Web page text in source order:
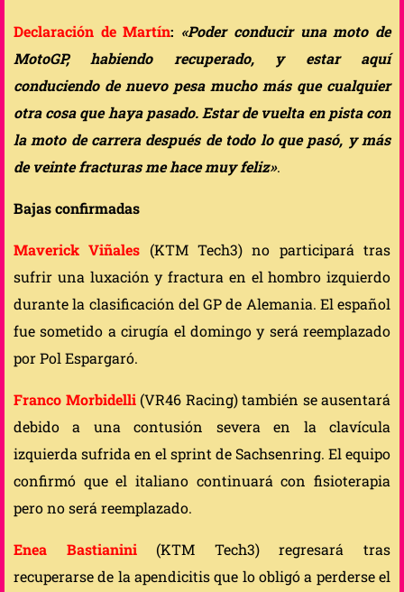
Declaración de Martín: «Poder conducir una moto de
MotoGP, habiendo recuperado, y estar aquí
conduciendo de nuevo pesa mucho más que cualquier
otra cosa que haya pasado. Estar de vuelta en pista con
la moto de carrera después de todo lo que pasó, y más
de veinte fracturas me hace muy feliz».
Bajas confirmadas
Maverick Viñales (KTM Tech3) no participará tras
sufrir una luxación y fractura en el hombro izquierdo
durante la clasificación del GP de Alemania. El español
fue sometido a cirugía el domingo y será reemplazado
por Pol Espargaró.
Franco Morbidelli(VR46 Racing) también se ausentará
debido a una contusión severa en la clavícula
izquierda sufrida en el sprint de Sachsenring. El equipo
confirmó que el italiano continuará con fisioterapia
pero no será reemplazado.
Enea Bastianini(KTM Tech3) regresará tras
recuperarse de la apendicitis que lo obligó a perderse el